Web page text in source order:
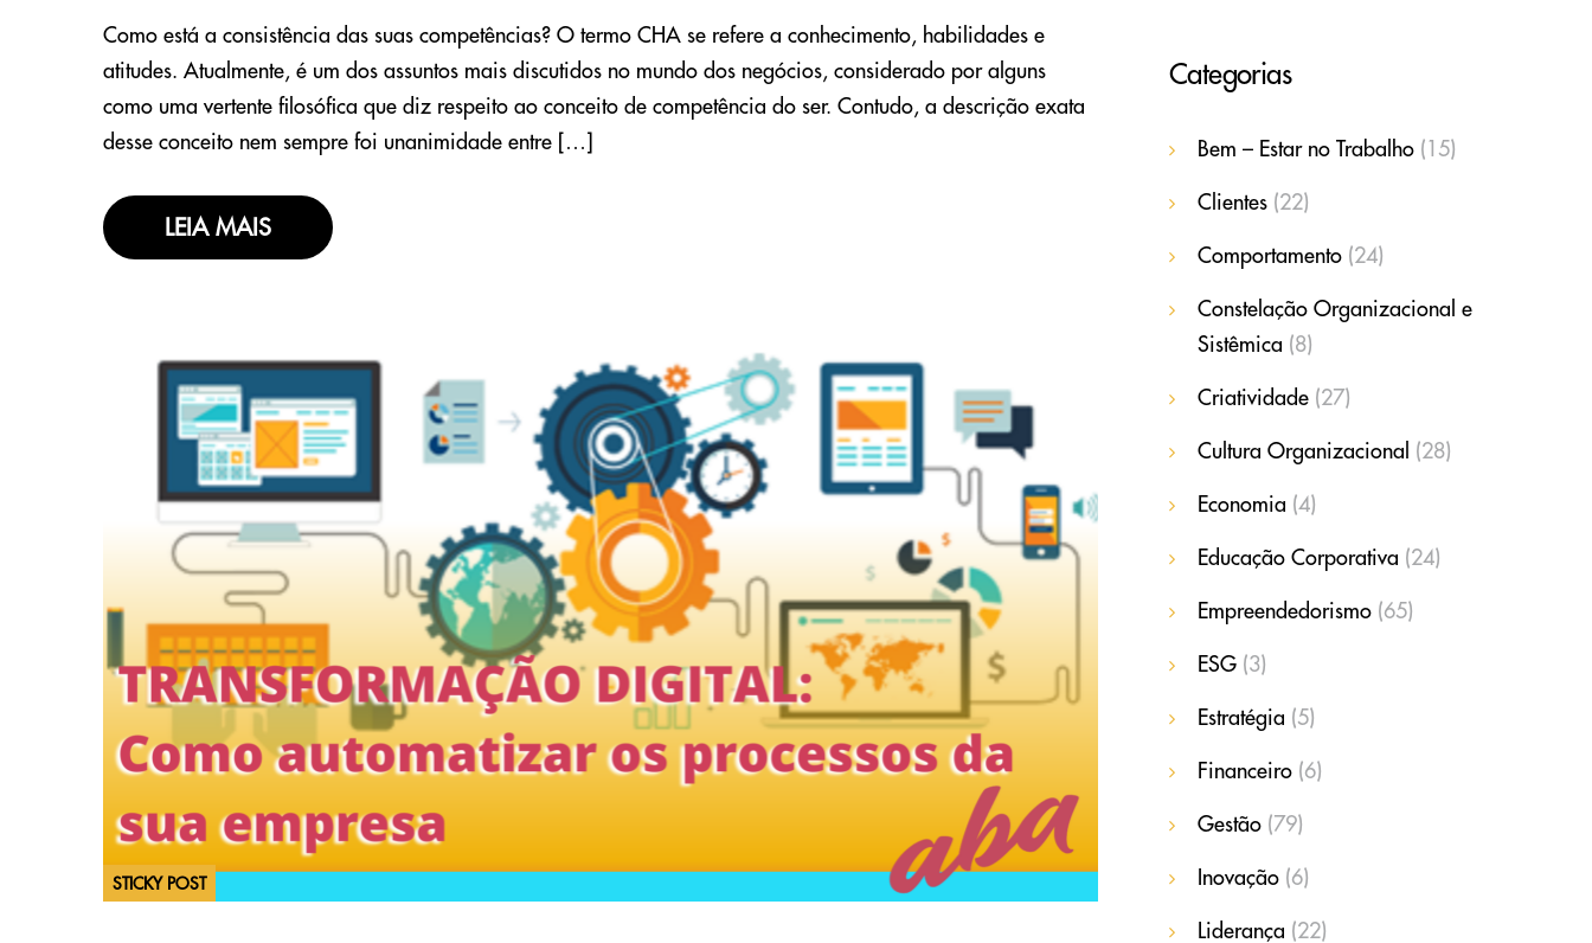
Como está a consistência das suas competências? O termo CHA se refere a conhecimento, habilidades e
atitudes. Atualmente, é um dos assuntos mais discutidos no mundo dos negócios, considerado por alguns
como uma vertente filosófica que diz respeito ao conceito de competência do ser. Contudo, a descrição exata
desse conceito nem sempre foi unanimidade entre […]
LEIA MAIS
STICKY POST
Categorias
Bem – Estar no Trabalho (15)
Clientes (22)
Comportamento (24)
Constelação Organizacional e
Sistêmica (8)
Criatividade (27)
Cultura Organizacional (28)
Economia (4)
Educação Corporativa (24)
Empreendedorismo (65)
ESG (3)
Estratégia (5)
Financeiro (6)
Gestão (79)
Inovação (6)
Liderança (22)